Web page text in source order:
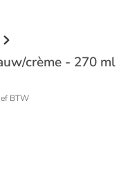
crème - 270 ml
BTW